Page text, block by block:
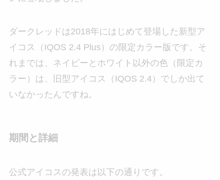
ダークレッドは2018年にはじめて登場した新型ア
イコス（IQOS 2.4 Plus）の限定カラー版です。そ
れまでは、ネイビーとホワイト以外の色（限定カ
ラー）は、旧型アイコス（IQOS 2.4）でしか出て
いなかったんですね。
期間と詳細
公式アイコスの発表は以下の通りです。